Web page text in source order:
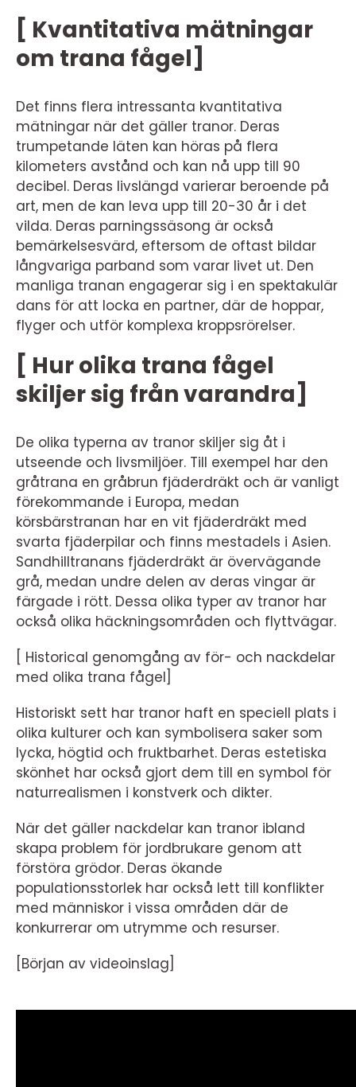
[ Kvantitativa mätningar
om trana fågel]
Det finns flera intressanta kvantitativa
mätningar när det gäller tranor. Deras
trumpetande läten kan höras på flera
kilometers avstånd och kan nå upp till 90
decibel. Deras livslängd varierar beroende på
art, men de kan leva upp till 20-30 år i det
vilda. Deras parningssäsong är också
bemärkelsesvärd, eftersom de oftast bildar
långvariga parband som varar livet ut. Den
manliga tranan engagerar sig i en spektakulär
dans för att locka en partner, där de hoppar,
flyger och utför komplexa kroppsrörelser.
[ Hur olika trana fågel
skiljer sig från varandra]
De olika typerna av tranor skiljer sig åt i
utseende och livsmiljöer. Till exempel har den
gråtrana en gråbrun fjäderdräkt och är vanligt
förekommande i Europa, medan
körsbärstranan har en vit fjäderdräkt med
svarta fjäderpilar och finns mestadels i Asien.
Sandhilltranans fjäderdräkt är övervägande
grå, medan undre delen av deras vingar är
färgade i rött. Dessa olika typer av tranor har
också olika häckningsområden och flyttvägar.
[ Historical genomgång av för- och nackdelar
med olika trana fågel]
Historiskt sett har tranor haft en speciell plats i
olika kulturer och kan symbolisera saker som
lycka, högtid och fruktbarhet. Deras estetiska
skönhet har också gjort dem till en symbol för
naturrealismen i konstverk och dikter.
När det gäller nackdelar kan tranor ibland
skapa problem för jordbrukare genom att
förstöra grödor. Deras ökande
populationsstorlek har också lett till konflikter
med människor i vissa områden där de
konkurrerar om utrymme och resurser.
[Början av videoinslag]